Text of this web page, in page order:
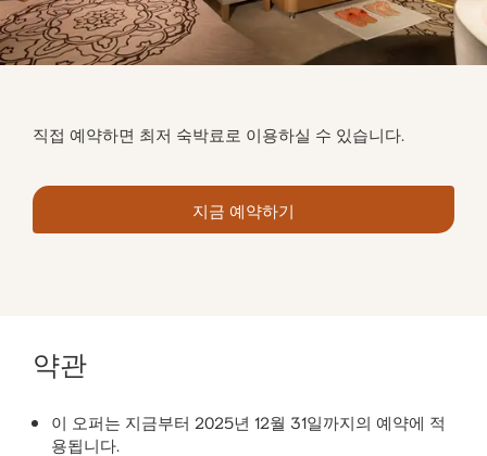
직접 예약하면 최저 숙박료로 이용하실 수 있습니다.
지금 예약하기
약관
이 오퍼는 지금부터 2025년 12월 31일까지의 예약에 적
용됩니다.